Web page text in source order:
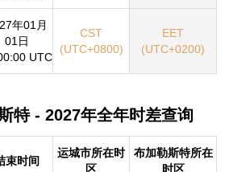
年01月
01日
UTC
CST
(UTC+0800)
EET
(UTC+0200)
特 - 2027年全年时差查询
束时间
运城市所在时
区
布加勒斯特所在
时区